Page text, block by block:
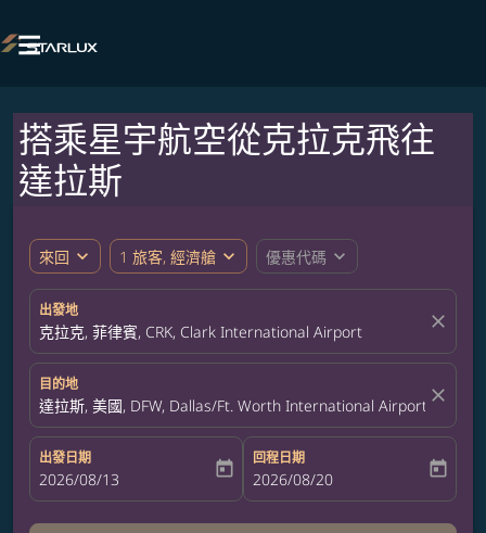

搭乘星宇航空從克拉克飛往
達拉斯
來回 expand_more 1 旅客, 經濟艙 expand_more 優惠代碼 expand_more
出發地
克拉克, 菲律賓, CRK, Clark International Airport close
目的地
達拉斯, 美國, DFW, Dallas/Ft. Worth International Airport close
出發日期
fc-booking-departure-date-aria-label
2026/08/13 today
回程日期
fc-booking-return-date-aria-label
2026/08/20 today